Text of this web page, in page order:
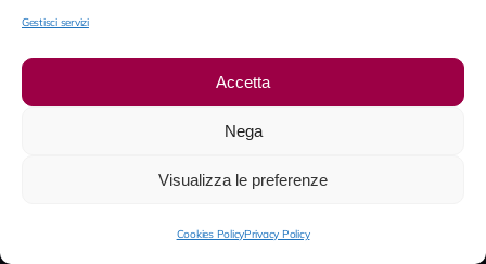
Gestisci servizi
Accetta
Nega
Visualizza le preferenze
Cookies PolicyPrivacy Policy
Contatti
© 2012 - 2026 People S.p.A. • È vietata la riproduzione in